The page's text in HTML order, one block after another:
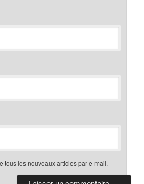
tous les nouveaux articles par e-mail.